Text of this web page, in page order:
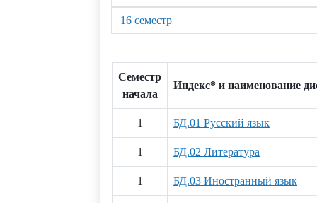
16 семестр
Семестр
начала
Индекс* и наименование
1 БД.01 Русский язык
1 БД.02 Литература
1 БД.03 Иностранный язык